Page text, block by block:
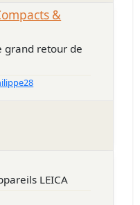
&
grand retour de
LEICA